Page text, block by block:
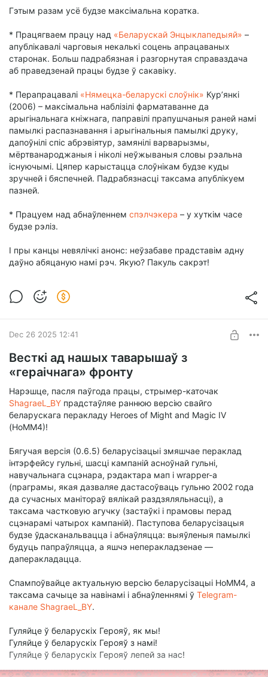
Гэтым разам усё будзе максімальна коратка.
* Працягваем працу над «Беларускай Энцыклапедыяй» –
апублікавалі чарговыя некалькі соцень апрацаваных
старонак. Больш падрабязная і разгорнутая справаздача
аб праведзенай працы будзе ў сакавіку.
* Перапрацавалі «Нямецка-беларускі слоўнік» Кур’янкі
(2006) – максімальна наблізілі фарматаванне да
арыгінальнага кніжнага, паправілі прапушчаныя раней намі
памылкі распазнавання і арыгінальныя памылкі друку,
дапоўнілі спіс абрэвіятур, замянілі варварызмы,
мёртванароджаныя і ніколі неўжываныя словы рэальна
існуючымі. Цяпер карыстацца слоўнікам будзе куды
зручней і бяспечней. Падрабязнасці таксама апублікуем
пазней.
* Працуем над абнаўленнем спэлчэкера – у хуткім часе
будзе рэліз.
І пры канцы невялічкі анонс: неўзабаве прадставім адну
даўно абяцаную намі рэч. Якую? Пакуль сакрэт!
Dec 26 2025 12:41
Весткі ад нашых таварышаў з
«гераічнага» фронту
Нарэшце, пасля паўгода працы, стрымер-каточак
ShagraeL_BY прадстаўляе раннюю версію свайго
беларускага перакладу Heroes of Might and Magic IV
(HoMM4)!
Бягучая версія (0.6.5) беларусізацыі змяшчае пераклад
інтэрфейсу гульні, шасці кампаній асноўнай гульні,
навучальнага сцэнара, рэдактара мап і wrapper-а
(праграмы, якая дазваляе дастасоўваць гульню 2002 года
да сучасных манітораў вялікай раздзяляльнасці), а
таксама частковую агучку (застаўкі і прамовы перад
сцэнарамі чатырох кампаній). Паступова беларусізацыя
будзе ўдасканальвацца і абнаўляцца: выяўленыя памылкі
будуць папраўляцца, а яшчэ неперакладзенае —
даперакладацца.
Спампоўвайце актуальную версію беларусізацыі HoMM4, а
таксама сачыце за навінамі і абнаўленнямі ў Telegram-
канале ShagraeL_BY.
Гуляйце ў беларускіх Герояў, як мы!
Гуляйце ў беларускіх Герояў з намі!
Гуляйце ў беларускіх Герояў лепей за нас!